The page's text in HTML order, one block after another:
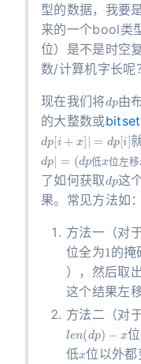
型的数据，我要
来的一个bool类
位）是不是时空
数/计算机字长呢
现在我们将
由
的大整数或bitset
dp[i+x]|=dp[i]
dp|=( dp 低 x位左
结果)
了如何获取
dp
这
果。常见方法如：
方法一（对
位全为 的掩
），然后取
这个结果左
方法二（对
len(dp −x
低
x
位以外都